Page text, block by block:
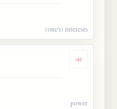
(one's) interests
Dengarkan
power